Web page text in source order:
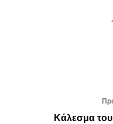
Κάλεσμα